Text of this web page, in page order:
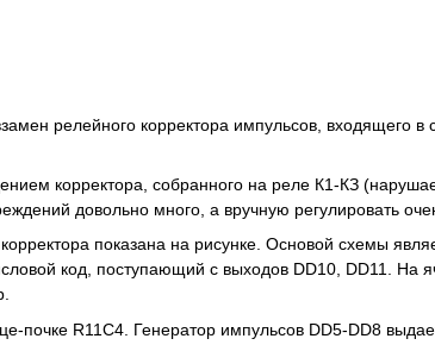
релейного корректора импульсов, входящего
корректора, собранного на реле К1-КЗ
довольно много, а вручную регулировать
показана на рисунке. Основой схемы
код, поступающий с выходов DD10, DD11. На
почке R11C4. Генератор импульсов DD5-DD8